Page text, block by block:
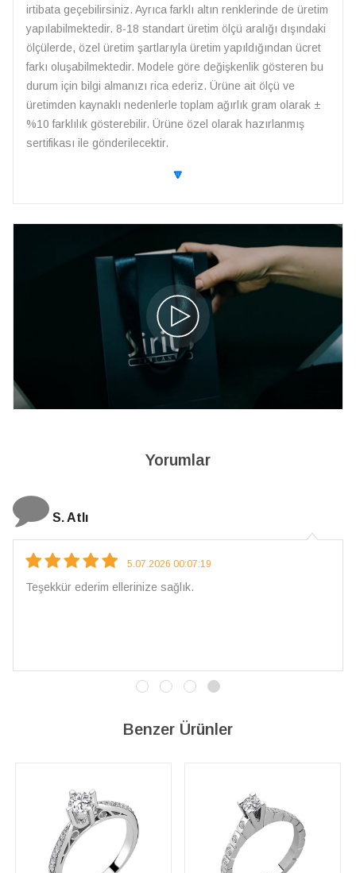
irtibata geçebilirsiniz. Ayrıca farklı altın renklerinde de üretim
yapılabilmektedir. 8-18 standart üretim ölçü aralığı dışındaki
ölçülerde, özel üretim şartlarıyla üretim yapıldığından ücret
farkı oluşabilmektedir. Modele göre değişkenlik gösteren bu
durum için bilgi almanızı rica ederiz. Ürüne ait ölçü ve
üretimden kaynaklı nedenlerle toplam ağırlık gram olarak ±
%10 farklılık gösterebilir. Ürüne özel olarak hazırlanmış
sertifikası ile gönderilecektir.
🔽
Yorumlar
5.07.2026 00:07:19
ellerinize sağlık.
Benzer Ürünler